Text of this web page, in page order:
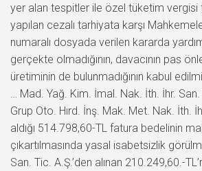
yer alan tespitler ile özel tüketim vergisi
yapılan cezalı tarhiyata karşı
numaralı dosyada verilen kararda
gerçekte olmadığının, davacının pas
üretiminin de bulunmadığının kabul
… Mad. Yağ. Kim. İmal. Nak. İth. İhr. San.
Grup Oto. Hırd. İnş. Mak. Met. Nak. İth.
aldığı 514.798,60-TL fatura bedelinin
çıkartılmasında yasal isabetsizlik
San. Tic. A.Ş.’den alınan 210.249,60.-